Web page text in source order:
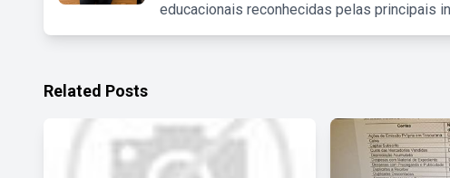
educacionais reconhecidas pelas principais
Related Posts